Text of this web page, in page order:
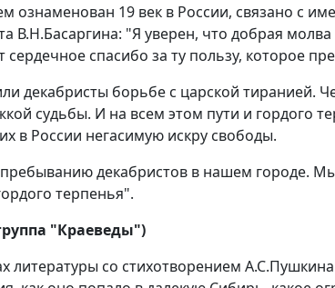
ознаменован 19 век в России, связано с
В.Н.Басаргина: "Я уверен, что добрая
сердечное спасибо за ту пользу, которое
декабристы борьбе с царской тиранией.
судьбы. И на всем этом пути и гордого
в России негасимую искру свободы.
декабристов в нашем городе.
терпенья".
"Краеведы")
литературы со стихотворением